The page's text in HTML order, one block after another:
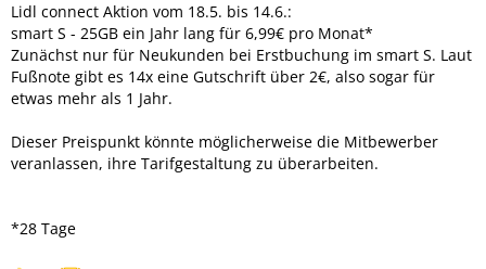
Lidl connect Aktion vom 18.5. bis 14.6.:
smart S - 25GB ein Jahr lang für 6,99€ pro Monat*
Zunächst nur für Neukunden bei Erstbuchung im smart S. Laut
Fußnote gibt es 14x eine Gutschrift über 2€, also sogar für
etwas mehr als 1 Jahr.
Dieser Preispunkt könnte möglicherweise die Mitbewerber
veranlassen, ihre Tarifgestaltung zu überarbeiten.
*28 Tage